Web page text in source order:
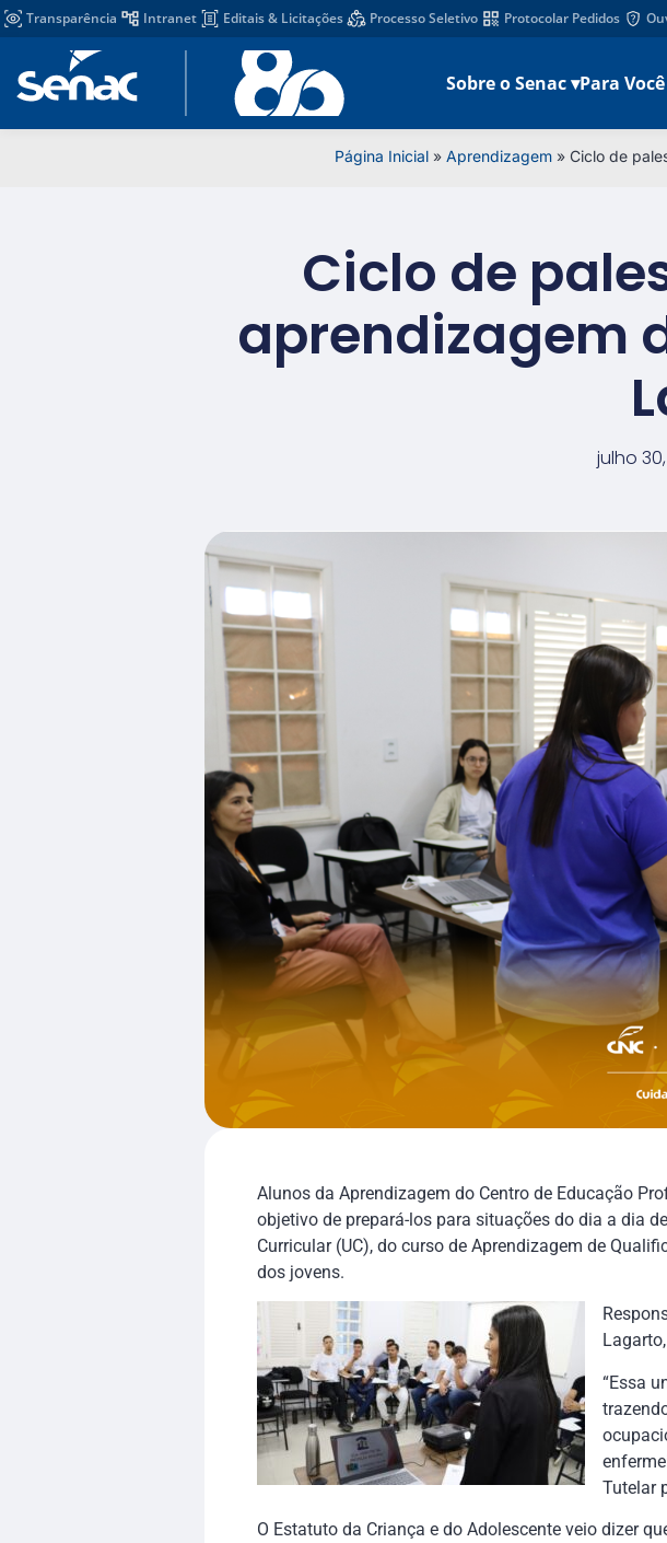
Transparência Intranet Editais & Licitações Processo Seletivo Protocolar Pedidos
Sobre o Senac ▾Para
Página Inicial » Aprendizagem » Ciclo de
Ciclo de
aprendizagem
julho
Alunos da Aprendizagem do Centro de Educação
objetivo de prepará-los para situações do dia a dia
Curricular (UC), do curso de Aprendizagem de
dos jovens.
“Essa
Tutelar
O Estatuto da Criança e do Adolescente veio dizer